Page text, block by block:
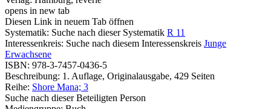
opens in new tab
Diesen Link in neuem Tab öffnen
Systematik: Suche nach dieser Systematik R 11
Interessenkreis: Suche nach diesem Interessenskreis Junge
Erwachsene
ISBN: 978-3-7457-0436-5
Beschreibung: 1. Auflage, Originalausgabe, 429 Seiten
Reihe: Shore Mana; 3
Suche nach dieser Beteiligten Person